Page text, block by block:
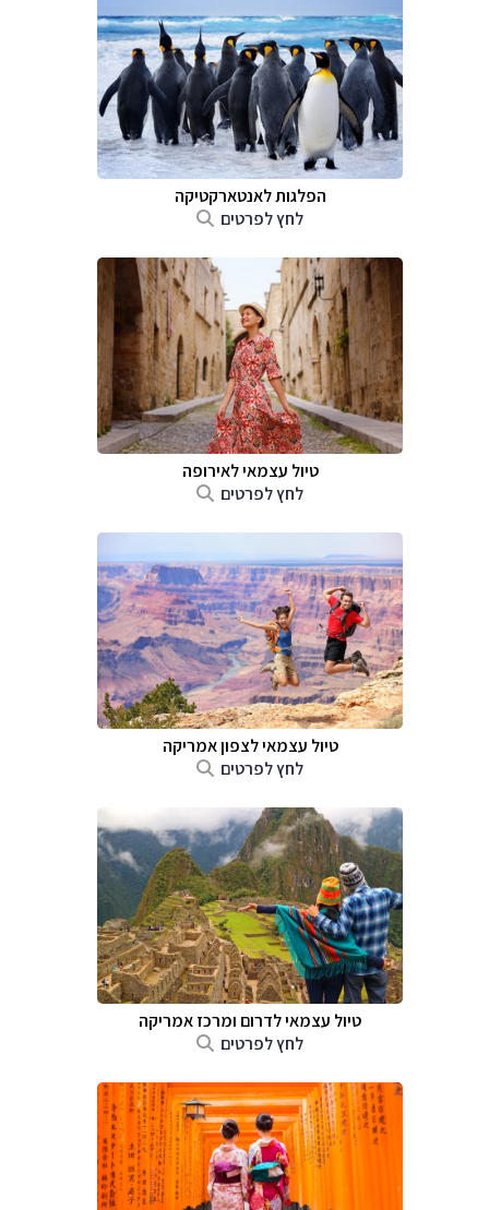
הפלגות לאנטארקטיקה
לחץ לפרטים
טיול עצמאי לאירופה
לחץ לפרטים
טיול עצמאי לצפון אמריקה
לחץ לפרטים
טיול עצמאי לדרום ומרכז אמריקה
לחץ לפרטים